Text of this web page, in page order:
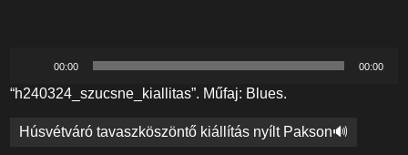
00:00 00:00
“h240324_szucsne_kiallitas”. Műfaj: Blues.
Bejegyzés
Húsvétváró tavaszköszöntő kiállítás nyílt Pakson🔊